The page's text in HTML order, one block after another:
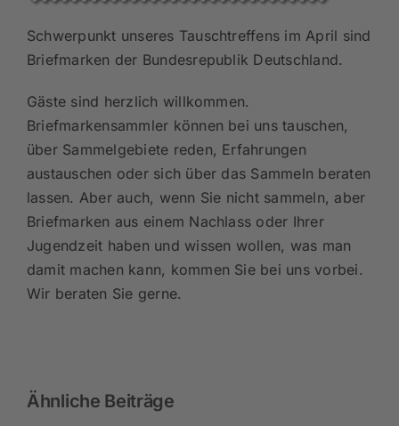
Schwerpunkt unseres Tauschtreffens im April sind
Briefmarken der Bundesrepublik Deutschland.
Gäste sind herzlich willkommen.
Briefmarkensammler können bei uns tauschen,
über Sammelgebiete reden, Erfahrungen
austauschen oder sich über das Sammeln beraten
lassen. Aber auch, wenn Sie nicht sammeln, aber
Briefmarken aus einem Nachlass oder Ihrer
Jugendzeit haben und wissen wollen, was man
damit machen kann, kommen Sie bei uns vorbei.
Wir beraten Sie gerne.
Ähnliche Beiträge